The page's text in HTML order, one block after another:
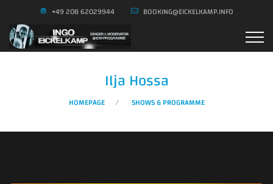
+49 208 62029944 BOOKING@EICKELKAMP.INFO
Ilja Hossa
HOMEPAGE SHOWS & PROGRAMME